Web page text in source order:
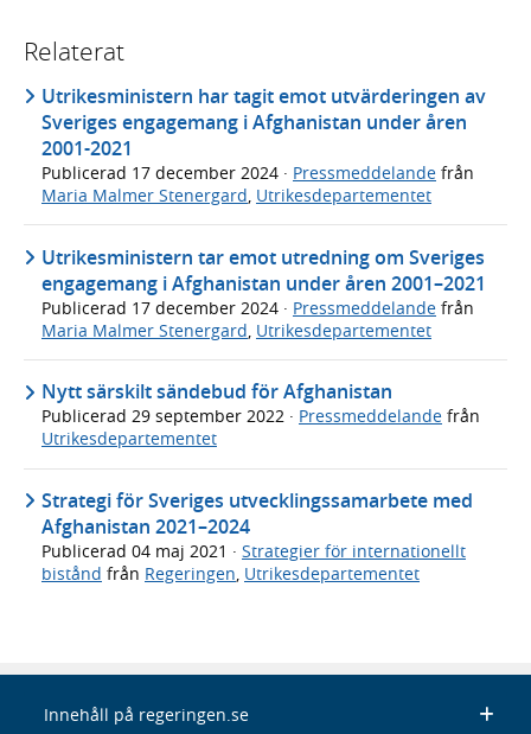
Relaterat
Utrikesministern har tagit emot utvärderingen av
Sveriges engagemang i Afghanistan under åren
2001-2021
Publicerad 17 december 2024 · Pressmeddelande från
Maria Malmer Stenergard, Utrikesdepartementet
Utrikesministern tar emot utredning om Sveriges
engagemang i Afghanistan under åren 2001–2021
Publicerad 17 december 2024 · Pressmeddelande från
Maria Malmer Stenergard Utrikesdepartementet
Nytt särskilt sändebud för Afghanistan
Publicerad 29 september 2022 · Pressmeddelande från
Utrikesdepartementet
Strategi för Sveriges utvecklingssamarbete med
Afghanistan 2021–2024
Publicerad 04 maj 2021 · Strategier för internationellt
bistånd från Regeringen, Utrikesdepartementet
Innehåll på regeringen.se